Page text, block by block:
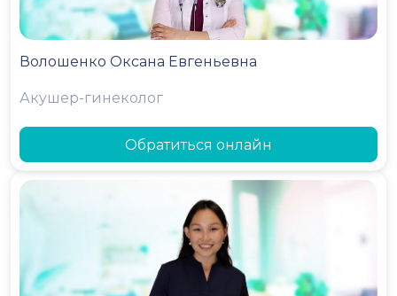
Волошенко Оксана Евгеньевна
Акушер-гинеколог
Обратиться онлайн